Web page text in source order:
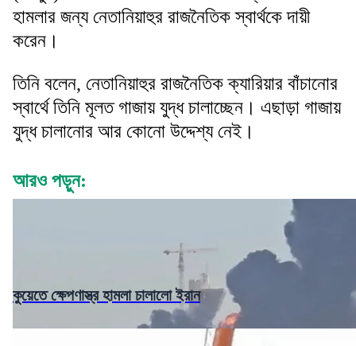
হামলার জন্য নেতানিয়াহুর রাজনৈতিক স্বার্থকে দায়ী
করেন।
তিনি বলেন, নেতানিয়াহুর রাজনৈতিক ক্যারিয়ার বাঁচানোর
স্বার্থে তিনি মূলত গাজায় যুদ্ধ চালাচ্ছেন। এছাড়া গাজায়
যুদ্ধ চালানোর আর কোনো উদ্দেশ্য নেই।
আরও পড়ুন:
কুয়েতে ক্ষেপণাস্ত্র হামলা চালালো ইরান